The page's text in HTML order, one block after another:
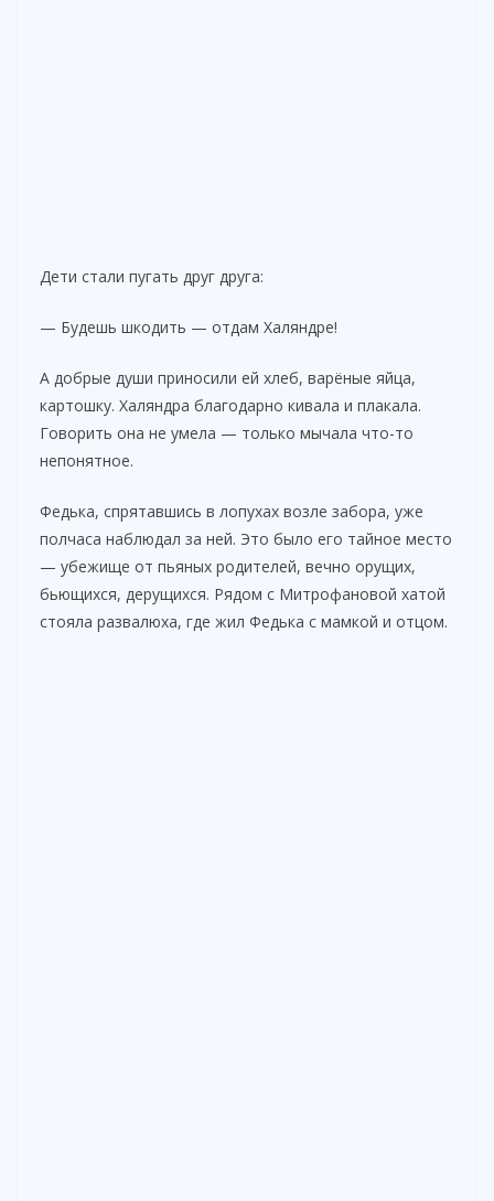
Дети стали пугать друг друга:
— Будешь шкодить — отдам Халяндре!
А добрые души приносили ей хлеб, варёные яйца,
картошку. Халяндра благодарно кивала и плакала.
Говорить она не умела — только мычала что-то
непонятное.
Федька, спрятавшись в лопухах возле забора, уже
полчаса наблюдал за ней. Это было его тайное место
— убежище от пьяных родителей, вечно орущих,
бьющихся, дерущихся. Рядом с Митрофановой хатой
стояла развалюха, где жил Федька с мамкой и отцом.